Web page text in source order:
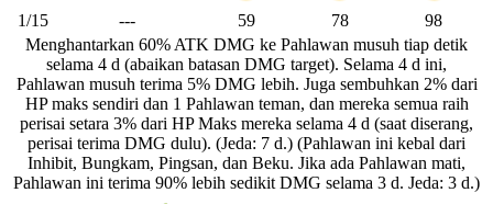
1/15 --- 59 78
98
Menghantarkan 60% ATK DMG ke Pahlawan musuh tiap detik
selama 4 d (abaikan batasan DMG target). Selama 4 d ini,
Pahlawan musuh terima 5% DMG lebih. Juga sembuhkan 2% dari
HP maks sendiri dan 1 Pahlawan teman, dan mereka semua raih
perisai setara 3% dari HP Maks mereka selama 4 d (saat diserang,
perisai terima DMG dulu). (Jeda: 7 d.) (Pahlawan ini kebal dari
Inhibit, Bungkam, Pingsan, dan Beku. Jika ada Pahlawan mati,
Pahlawan ini terima 90% lebih sedikit DMG selama 3 d. Jeda: 3 d.)